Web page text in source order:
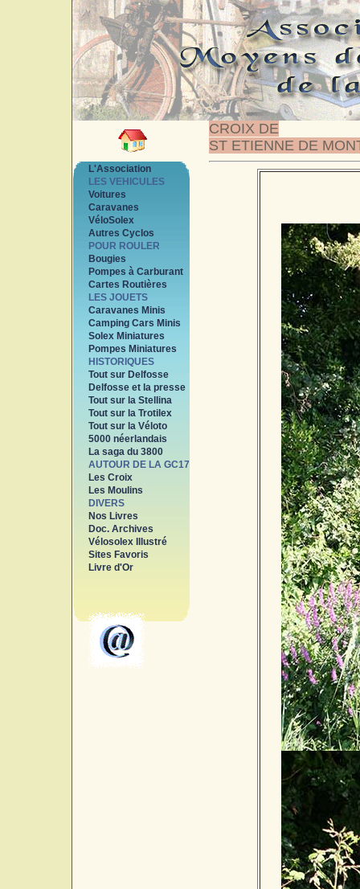
CROIX DE
ST ETIENNE DE
L'Association
LES VEHICULES
Voitures
Caravanes
VéloSolex
Autres Cyclos
POUR ROULER
Bougies
Pompes à Carburant
Cartes Routières
LES JOUETS
Caravanes Minis
Camping Cars Minis
Solex Miniatures
Pompes Miniatures
HISTORIQUES
Tout sur Delfosse
Delfosse et la presse
Tout sur la Stellina
Tout sur la Trotilex
Tout sur la Véloto
5000 néerlandais
La saga du 3800
AUTOUR DE LA GC17
Les Croix
Les Moulins
DIVERS
Nos Livres
Doc. Archives
Vélosolex Illustré
Sites Favoris
Livre d'Or